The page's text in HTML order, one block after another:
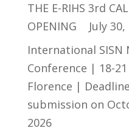
THE E-RIHS 3rd
OPENING
July
International SISN
Conference | 18-
Florence |
submission on
2026